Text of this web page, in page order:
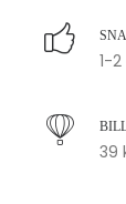
1-
39